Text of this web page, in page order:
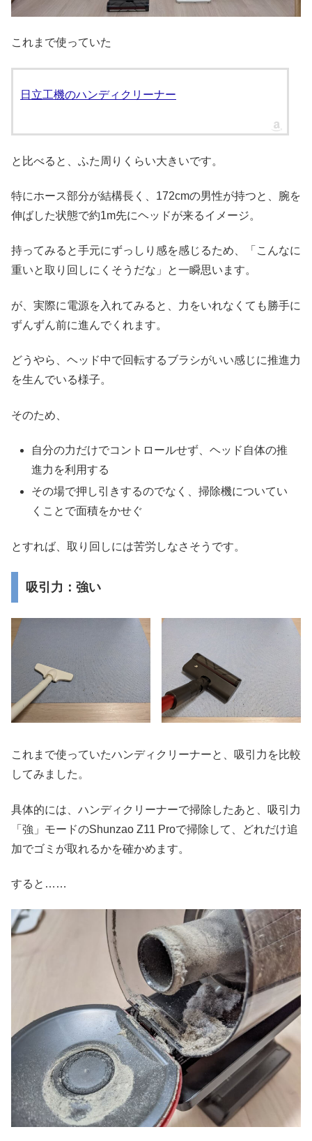
これまで使っていた
日立工機のハンディクリーナー
と比べると、ふた周りくらい大きいです。
特にホース部分が結構長く、172cmの男性が持つと、腕を
伸ばした状態で約1m先にヘッドが来るイメージ。
持ってみると手元にずっしり感を感じるため、「こんなに
重いと取り回しにくそうだな」と一瞬思います。
が、実際に電源を入れてみると、力をいれなくても勝手に
ずんずん前に進んでくれます。
どうやら、ヘッド中で回転するブラシがいい感じに推進力
を生んでいる様子。
そのため、
自分の力だけでコントロールせず、ヘッド自体の推
進力を利用する
その場で押し引きするのでなく、掃除機についてい
くことで面積をかせぐ
とすれば、取り回しには苦労しなさそうです。
吸引力：強い
これまで使っていたハンディクリーナーと、吸引力を比較
してみました。
具体的には、ハンディクリーナーで掃除したあと、吸引力
「強」モードのShunzao Z11 Proで掃除して、どれだけ追
加でゴミが取れるかを確かめます。
すると……